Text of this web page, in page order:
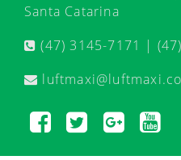
Santa Catarina
(47) 3145-7171 |